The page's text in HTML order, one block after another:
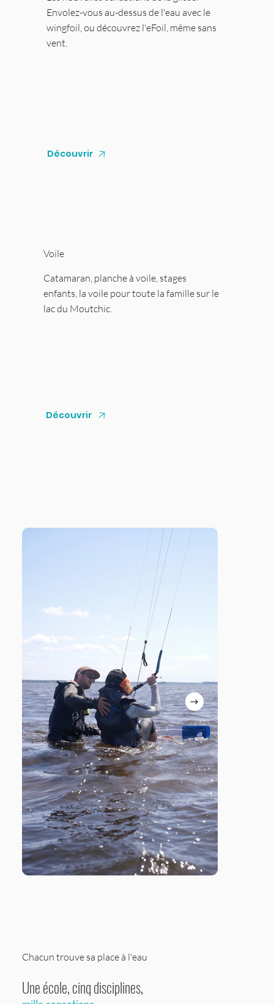
Envolez-vous au-dessus de l'eau avec le
wingfoil, ou découvrez l'eFoil, même sans
vent.
Découvrir
Voile
Catamaran, planche à voile, stages
enfants, la voile pour toute la famille sur le
lac du Moutchic.
Découvrir
Chacun trouve sa place à l'eau
Une école, cinq disciplines,